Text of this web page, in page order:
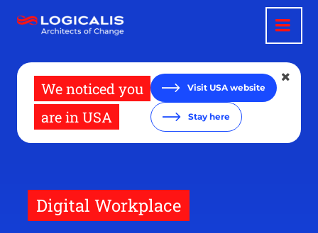
zum
Inhalt
We noticed you
are in USA
Visit USA website
Stay here
Digital Workplace